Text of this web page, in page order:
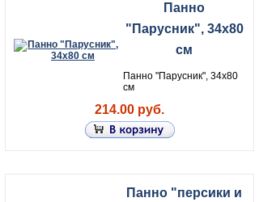
Панно
"Парусник", 34х80
см
Панно "Парусник", 34х80
см
214.00 руб.
Панно "персики и